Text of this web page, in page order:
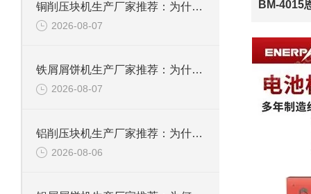
铜削压块机生产厂家推荐：为什么恩派特是您值得信赖的选择
2026-08-07
铁屑屑饼机生产厂家推荐：为什么恩派特是您的优选伙伴
2026-08-07
铝削压块机生产厂家推荐：为什么恩派特是值得信赖的选择？
2026-08-06